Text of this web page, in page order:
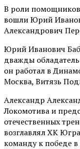
В роли помощников
вошли Юрий
Александрович
Юрий Иванович
дважды обладатель
он работал в
Москва, Витязь
Александр
Локомотива и
отечественных
возглавлял ХК
команду к победе